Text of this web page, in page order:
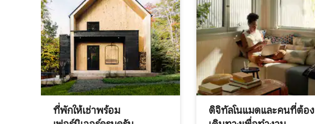
ที่พักให้เช่าพร้อม
ดิจิทัลโนแมดและคนที่ต้อง